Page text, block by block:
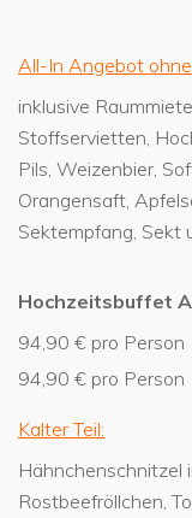
All-In Angebot
inklusive
Stoffservietten,
Pils, Weizenbier,
Orangensaft,
Sektempfang, Sekt
Hochzeitsbuffet
94,90 € pro Person
94,90 € pro Person
Kalter Teil:
Hähnchenschnitzel
Rostbeefröllchen,